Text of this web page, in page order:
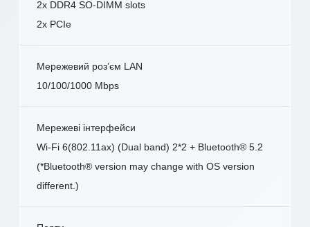
2x DDR4 SO-DIMM slots
2x PCIe
Мережевий роз’єм LAN
10/100/1000 Mbps
Мережеві інтерфейси
Wi-Fi 6(802.11ax) (Dual band) 2*2 + Bluetooth® 5.2
(*Bluetooth® version may change with OS version
different.)